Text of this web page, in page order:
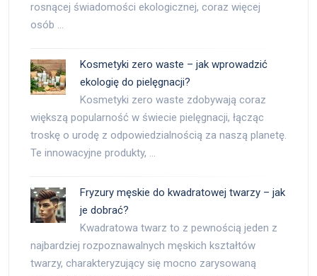
rosnącej świadomości ekologicznej, coraz więcej
osób …
Kosmetyki zero waste – jak wprowadzić
ekologię do pielęgnacji?
Kosmetyki zero waste zdobywają coraz
większą popularność w świecie pielęgnacji, łącząc
troskę o urodę z odpowiedzialnością za naszą planetę.
Te innowacyjne produkty, …
Fryzury męskie do kwadratowej twarzy – jak
je dobrać?
Kwadratowa twarz to z pewnością jeden z
najbardziej rozpoznawalnych męskich kształtów
twarzy, charakteryzujący się mocno zarysowaną